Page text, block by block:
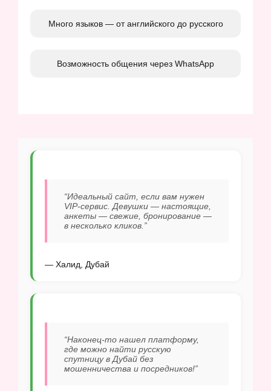
Много языков — от английского до русского
Возможность общения через WhatsApp
“Идеальный сайт, если вам нужен
VIP-сервис. Девушки — настоящие,
анкеты — свежие, бронирование —
в несколько кликов.”
— Халид, Дубай
“Наконец-то нашел платформу,
где можно найти русскую
спутницу в Дубай без
мошенничества и посредников!”